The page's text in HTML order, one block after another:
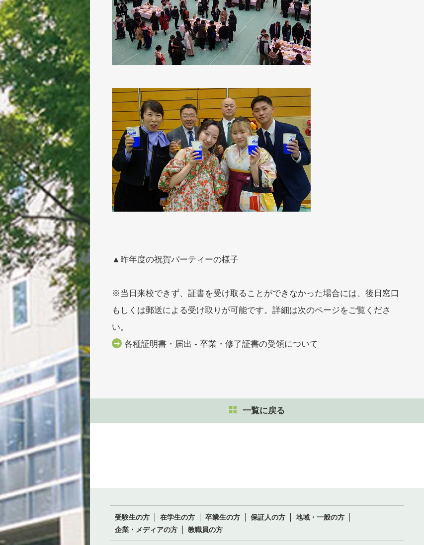
▲昨年度の祝賀パーティーの様子
※当日来校できず、証書を受け取ることができなかった場合には、後日窓口
もしくは郵送による受け取りが可能です。詳細は次のページをご覧くださ
い。
各種証明書・届出 - 卒業・修了証書の受領について
一覧に戻る
受験生の方 在学生の方 卒業生の方 保証人の方
地域・一般の方
企業・メディアの方
教職員の方